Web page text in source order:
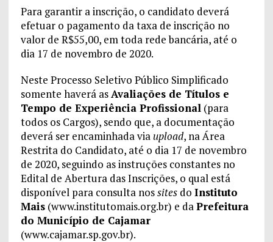
Para garantir a inscrição, o candidato deverá
efetuar o pagamento da taxa de inscrição no
valor de R$55,00, em toda rede bancária, até o
dia 17 de novembro de 2020.
Neste Processo Seletivo Público Simplificado
somente haverá asAvaliações de Títulos e
Tempo de Experiência Profissional(para
todos os Cargos), sendo que, a documentação
deverá ser encaminhada via upload, na Área
Restrita do Candidato, até o dia 17 de novembro
de 2020, seguindo as instruções constantes no
Edital de Abertura das Inscrições, o qual está
disponível para consulta nossitesdo Instituto
Mais(www.institutomais.org.br) e daPrefeitura
do Município de Cajamar
(www.cajamar.sp.gov.br).